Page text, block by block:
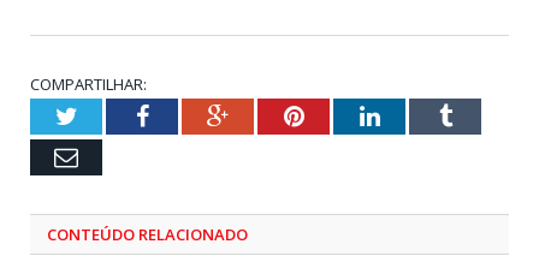
COMPARTILHAR:
TwitterFacebookGoogle+PinterestLinkedInTumblr
Email
CONTEÚDO RELACIONADO